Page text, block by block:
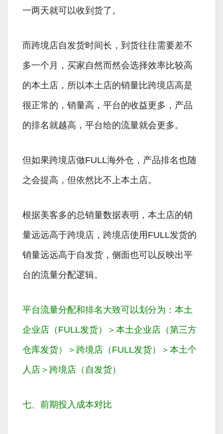
一两天就可以收到货了。
而跨境店自发货时间长，到货往往需要差不
多一个月，买家自然而然会选择效率比较高
的本土店，所以本土店的销量比跨境店高是
很正常的，销量高，平台的收益更多，产品
的排名就越高，平台给的流量就会更多。
但如果跨境店做FULL海外仓，产品排名也随
之会提高，但依然比不上本土店。
根据美客多的总销量数据表明，本土店的销
量远远高于跨境店，跨境店使用FULL发货的
销量远远高于自发货，侧面也可以反映出平
台的流量分配逻辑。
平台流量分配和排名大致可以划分为： 本土
企业店（FULL发货）＞本土企业店（第三方
仓库发货）＞跨境店（FULL发货）＞本土个
人店＞跨境店（自发货）
七、前期投入成本对比